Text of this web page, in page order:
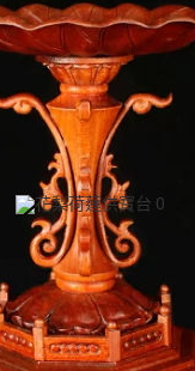
3C家電
男裝 化妝保養
子/紙本書
HOT